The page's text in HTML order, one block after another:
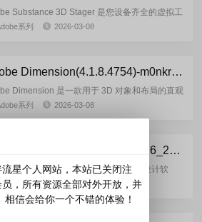
Substance 3D Stager 是您设备齐全的虚拟工
使用这个直观的场景创建工具创建和组装 3D
系列 2026-03-08
Adobe Dimension(4.1.8.4754)-m0nkrus 多语言版
Dimension 是一款用于 3D 对象和布局的直观
可让您创建逼真的图像、共享交互式 3D 内容
系列 2026-03-08
CorelDRAW Technical Suite 2026_27.0.0.121 多语言官方正式版
简称CDR)是一款专业的图形设计软
软件是加拿大Corel公司开发的一款功能强大
平面设计软件、矢量设计软件、矢量绘图软
款矢量...
程设计 2026-03-07
星个人网站，本站已关闭注
，所有资源全部对外开放，并
相信会给你一个不错的体验！